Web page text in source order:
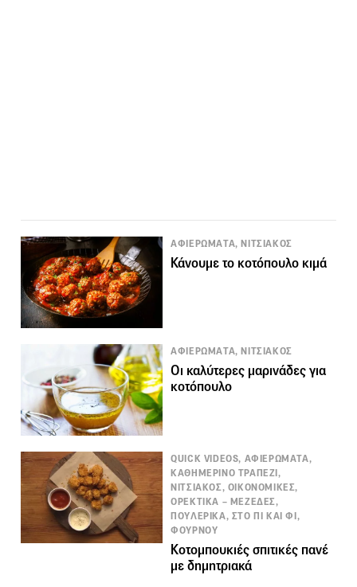
ΑΦΙΕΡΩΜΑΤΑ, ΝΙΤΣΙΑΚΟΣ
Κάνουμε το κοτόπουλο κιμά
ΑΦΙΕΡΩΜΑΤΑ, ΝΙΤΣΙΑΚΟΣ
Οι καλύτερες μαρινάδες για
κοτόπουλο
QUICK VIDEOS, ΑΦΙΕΡΩΜΑΤΑ,
ΚΑΘΗΜΕΡΙΝΟ ΤΡΑΠΕΖΙ,
ΝΙΤΣΙΑΚΟΣ, ΟΙΚΟΝΟΜΙΚΕΣ,
ΟΡΕΚΤΙΚΑ – ΜΕΖΕΔΕΣ,
ΠΟΥΛΕΡΙΚΑ, ΣΤΟ ΠΙ ΚΑΙ ΦΙ,
ΦΟΥΡΝΟΥ
Κοτομπουκιές σπιτικές πανέ
με δημητριακά